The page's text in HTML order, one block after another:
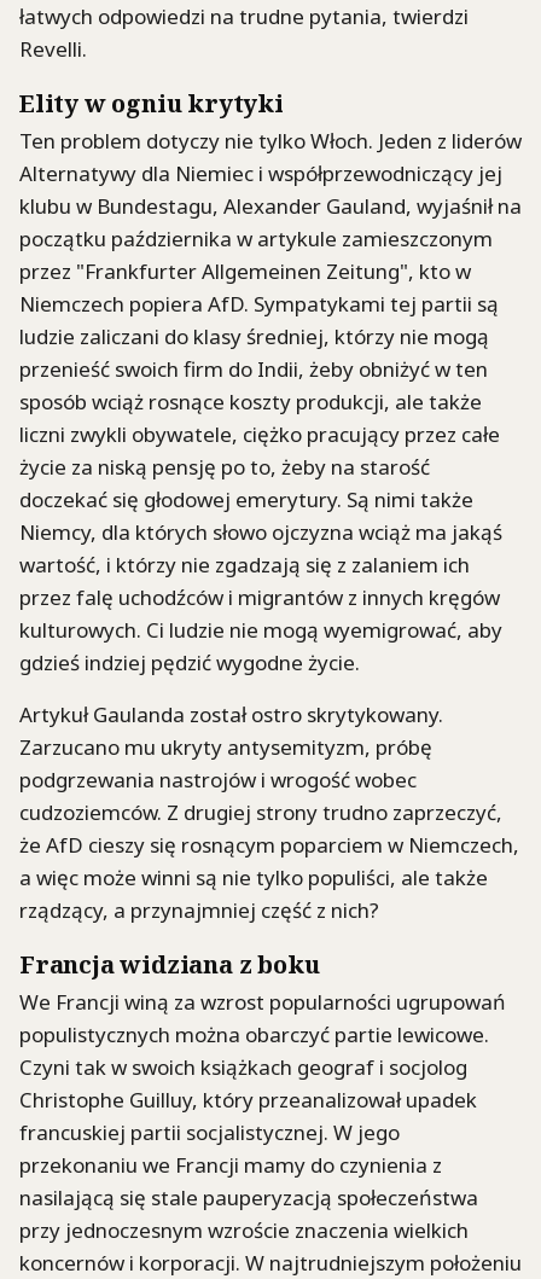
łatwych odpowiedzi na trudne pytania, twierdzi
Revelli.
Elity w ogniu krytyki
Ten problem dotyczy nie tylko Włoch. Jeden z liderów
Alternatywy dla Niemiec i współprzewodniczący jej
klubu w Bundestagu, Alexander Gauland, wyjaśnił na
początku października w artykule zamieszczonym
przez "Frankfurter Allgemeinen Zeitung", kto w
Niemczech popiera AfD. Sympatykami tej partii są
ludzie zaliczani do klasy średniej, którzy nie mogą
przenieść swoich firm do Indii, żeby obniżyć w ten
sposób wciąż rosnące koszty produkcji, ale także
liczni zwykli obywatele, ciężko pracujący przez całe
życie za niską pensję po to, żeby na starość
doczekać się głodowej emerytury. Są nimi także
Niemcy, dla których słowo ojczyzna wciąż ma jakąś
wartość, i którzy nie zgadzają się z zalaniem ich
przez falę uchodźców i migrantów z innych kręgów
kulturowych. Ci ludzie nie mogą wyemigrować, aby
gdzieś indziej pędzić wygodne życie.
Artykuł Gaulanda został ostro skrytykowany.
Zarzucano mu ukryty antysemityzm, próbę
podgrzewania nastrojów i wrogość wobec
cudzoziemców. Z drugiej strony trudno zaprzeczyć,
że AfD cieszy się rosnącym poparciem w Niemczech,
a więc może winni są nie tylko populiści, ale także
rządzący, a przynajmniej część z nich?
Francja widziana z boku
We Francji winą za wzrost popularności ugrupowań
populistycznych można obarczyć partie lewicowe.
Czyni tak w swoich książkach geograf i socjolog
Christophe Guilluy, który przeanalizował upadek
francuskiej partii socjalistycznej. W jego
przekonaniu we Francji mamy do czynienia z
nasilającą się stale pauperyzacją społeczeństwa
przy jednoczesnym wzroście znaczenia wielkich
koncernów i korporacji. W najtrudniejszym położeniu